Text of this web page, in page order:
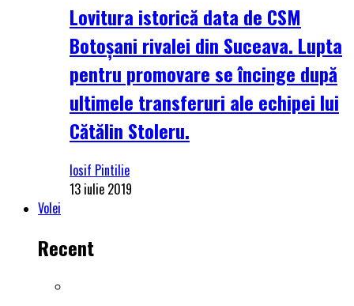
Lovitura istorică data de CSM
Botoșani rivalei din Suceava. Lupta
pentru promovare se încinge după
ultimele transferuri ale echipei lui
Cătălin Stoleru.
Iosif Pintilie
13 iulie 2019
Volei
Recent